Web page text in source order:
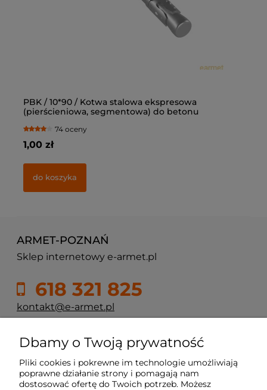
PBK / 10*90 / Kotwa stalowa ekspresowa
(pierścieniowa, segmentowa) do betonu
74 oceny
1,00 zł
do koszyka
ARMET-POZNAŃ
Sklep internetowy e-armet.pl
618 321 825
kontakt@e-armet.pl
ul. Reglowa 13
60-113 Poznań
Dbamy o Twoją prywatność
Pliki cookies i pokrewne im technologie umożliwiają
poprawne działanie strony i pomagają nam
dostosować ofertę do Twoich potrzeb. Możesz